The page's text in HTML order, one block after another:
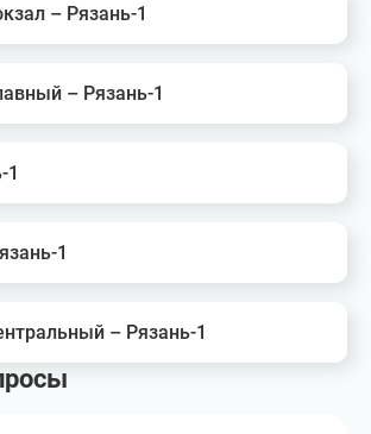
– Рязань-1
– Рязань-1
1
1
– Рязань-1